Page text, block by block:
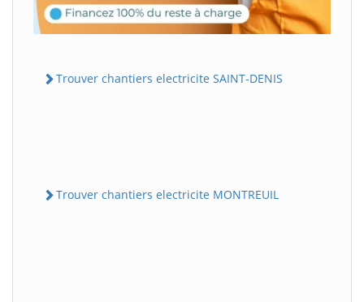
Trouver chantiers electricite SAINT-DENIS
Trouver chantiers electricite MONTREUIL